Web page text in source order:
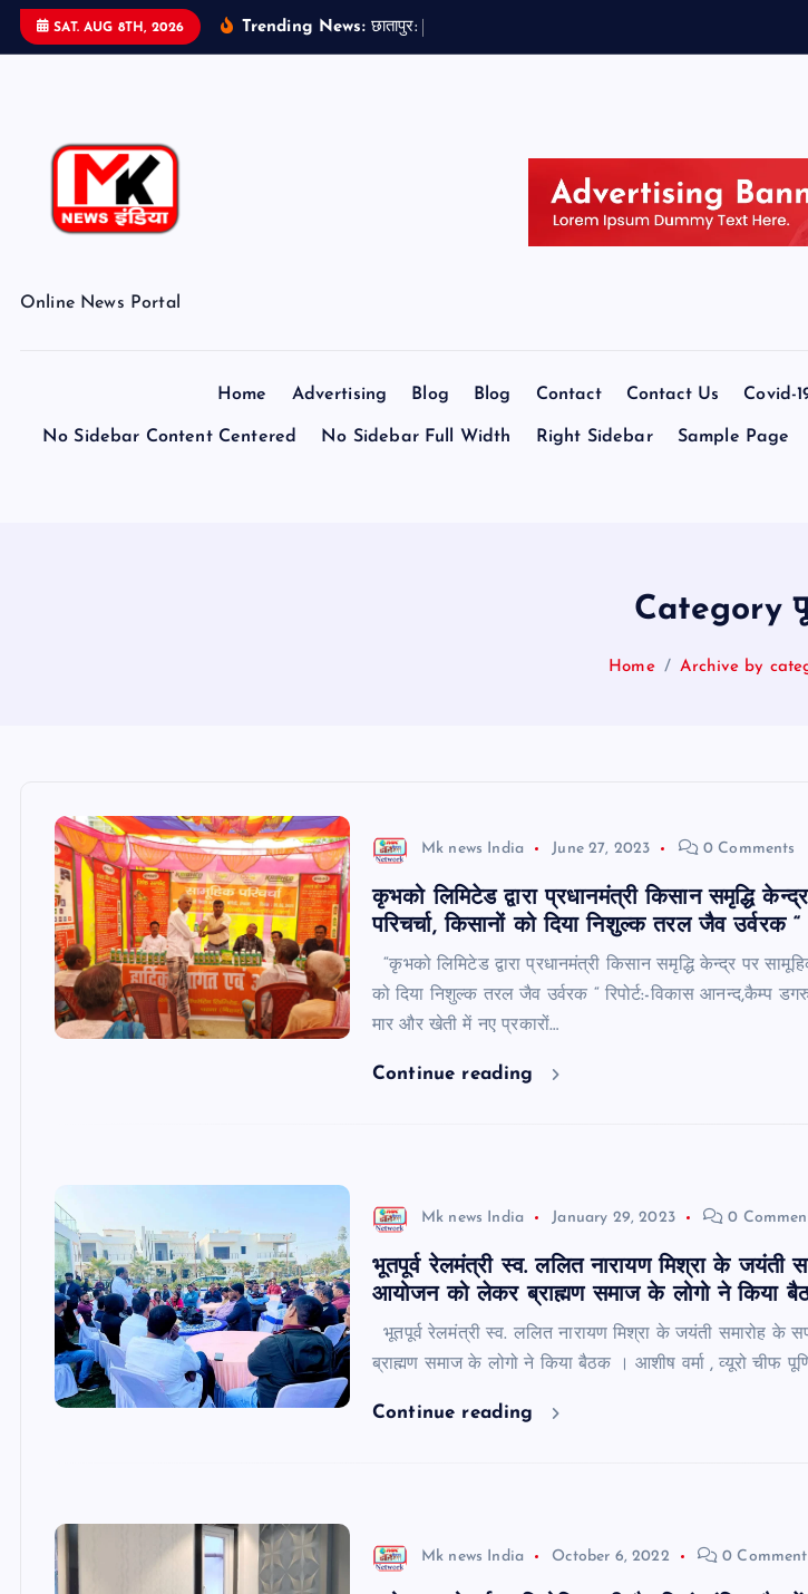
SAT. AUG 8TH, 2026 Trending News: छतपर:
Online News Portal
Home Advertising Blog Blog Contact Contact Us Covid-
No Sidebar Content Centered No Sidebar Full Width Right Sidebar Sample Page
Category
Home Archive by
Mk news India June 27, 2023 0 Comments
कृभको लिमिटेड द्वारा प्रधानमंत्री किसान समृद्धि
परिचर्चा, किसानों को दिया निशुल्क तरल जैव उर्वरक “
“कृभको लिमिटेड द्वारा प्रधानमंत्री किसान समृद्धि केन्द्र पर
को दिया निशुल्क तरल जैव उर्वरक “ रिपोर्ट:-विकास आनन्द,कैम्प
मार और खेती में नए प्रकारों…
Continue reading
Mk news India January 29, 2023 0
भूतपूर्व रेलमंत्री स्व. ललित नारायण मिश्रा के जयंती
आयोजन को लेकर ब्राह्मण समाज के लोगो ने किया
भूतपूर्व रेलमंत्री स्व. ललित नारायण मिश्रा के जयंती समारोह
ब्राह्मण समाज के लोगो ने किया बैठक । आशीष वर्मा , व्यूरो चीफ
Continue reading
Mk news India October 6, 2022 0